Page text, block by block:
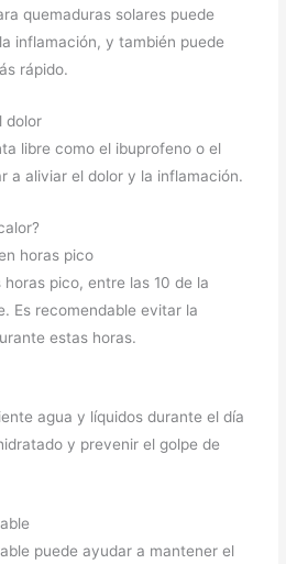
quemaduras solares puede
inflamación, y también puede
rápido.
dolor
libre como el ibuprofeno o el
a aliviar el dolor y la inflamación.
horas pico
pico, entre las 10 de la
Es recomendable evitar la
estas horas.
agua y líquidos durante el día
y prevenir el golpe de
puede ayudar a mantener el